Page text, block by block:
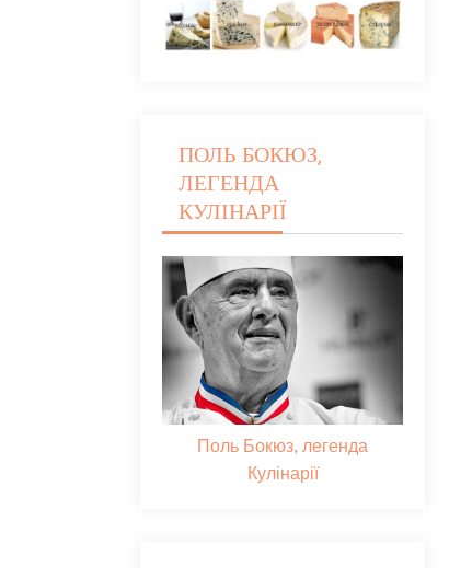
ПОЛЬ БОКЮЗ,
ЛЕГЕНДА
КУЛІНАРІЇ
Поль Бокюз, легенда
Кулінарії